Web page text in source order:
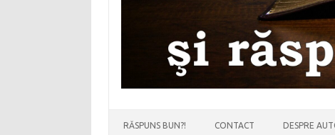
RĂSPUNS BUN?! CONTACT DESPRE